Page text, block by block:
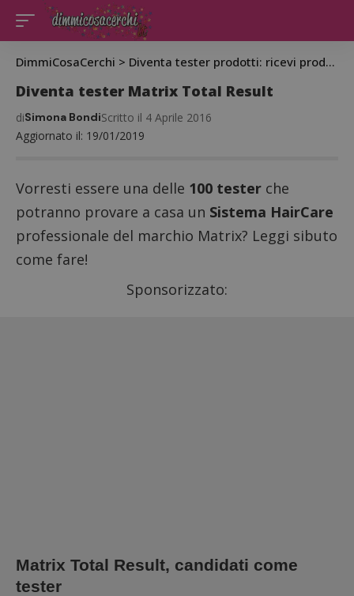
DimmiCosaCerchi > Diventa tester prodotti: ricevi prodotti gratis da testare
Diventa tester Matrix Total Result
Aggiornato il: 19/01/2019
diSimona BondiScritto il 4 Aprile 2016
Vorresti essere una delle 100 tester che
potranno provare a casa un Sistema HairCare
professionale del marchio Matrix? Leggi sibuto
come fare!
Sponsorizzato:
Matrix Total Result, candidati come
tester